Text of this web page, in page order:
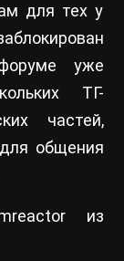
для тех у
уже
ТГ-
частей,
общения
из